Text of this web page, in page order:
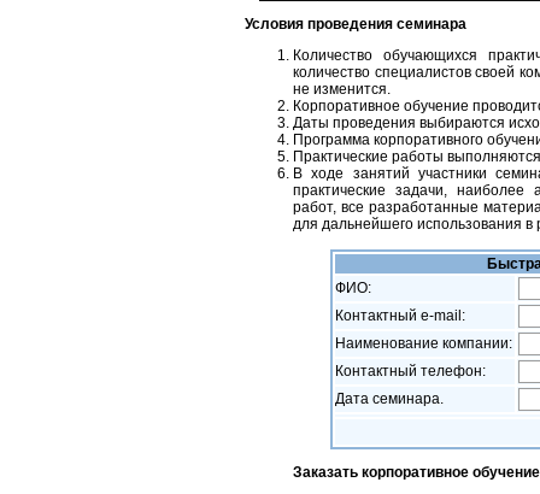
Условия проведения семинара
Количество обучающихся
количество специалистов своей
не изменится.
Корпоративное обучение
Даты проведения выбираются
Программа корпоративного
Практические работы
В ходе занятий участники
практические задачи, наиболее
работ, все разработанные
для дальнейшего использования
ФИО:
Контактный e-mail:
Наименование компании:
Контактный телефон:
Дата семинара.
Заказать корпоративное обучение